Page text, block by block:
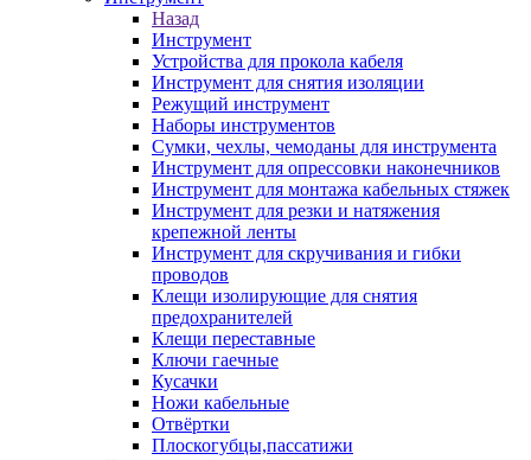
Назад
Инструмент
Устройства для прокола кабеля
Инструмент для снятия изоляции
Режущий инструмент
Наборы инструментов
Сумки, чехлы, чемоданы для инструмента
Инструмент для опрессовки наконечников
Инструмент для монтажа кабельных стяжек
Инструмент для резки и натяжения
крепежной ленты
Инструмент для скручивания и гибки
проводов
Клещи изолирующие для снятия
предохранителей
Клещи переставные
Ключи гаечные
Кусачки
Ножи кабельные
Отвёртки
Плоскогубцы,пассатижи